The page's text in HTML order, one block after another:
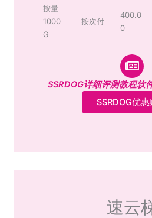
按量
1000
G
按次付
400.0
0
SSRDOG详细评测教程软
SSRDOG优
速云